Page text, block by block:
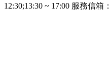
12:30;13:30 ~ 17:00 服務信箱：